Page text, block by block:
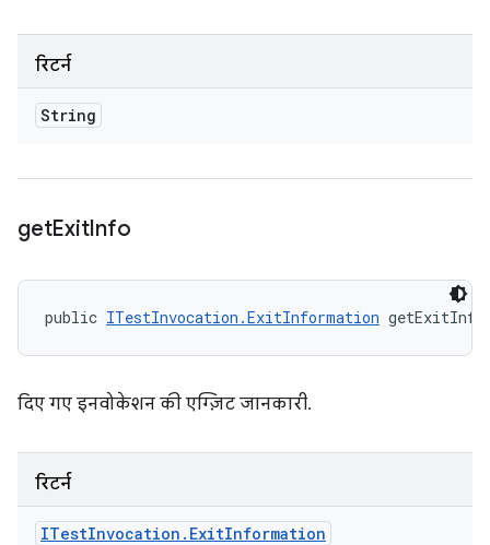
रिटर्न
String
getExitInfo
public ITestInvocation.ExitInformation
दिए गए इनवोकेशन की एग्ज़िट जानकारी.
रिटर्न
ITestInvocation . ExitInformation